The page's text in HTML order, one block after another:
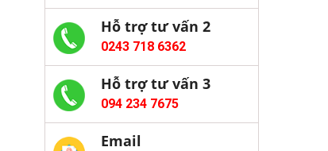
Hỗ trợ tư vấn 2
0243 718 6362
Hỗ trợ tư vấn 3
094 234 7675
Email